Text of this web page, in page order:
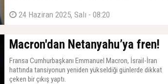
24 Haziran 2025, Salı - 08:20
Macron'dan Netanyahu’ya fren!
Fransa Cumhurbaşkanı Emmanuel Macron, İsrail-İran
hattında tansiyonun yeniden yükseldiği günlerde dikkat
çeken bir çıkış yaptı.